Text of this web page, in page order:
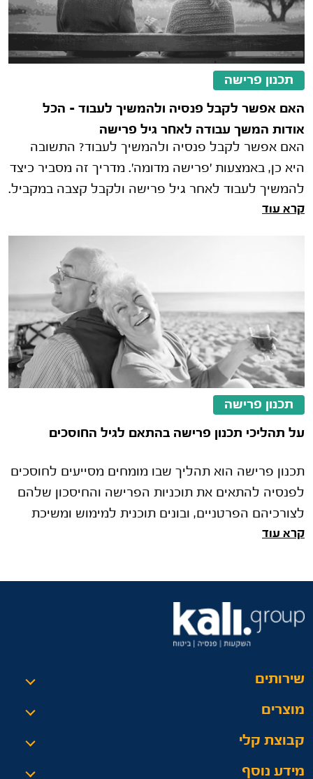
תכנון פרישה
האם אפשר לקבל פנסיה ולהמשיך לעבוד – הכל
אודות המשך עבודה לאחר גיל פרישה
האם אפשר לקבל פנסיה ולהמשיך לעבוד? התשובה
היא כן, באמצעות 'פרישה מדומה'. מדריך זה מסביר כיצד
להמשיך לעבוד לאחר גיל פרישה ולקבל קצבה במקביל.
קרא עוד
תכנון פרישה
על תהליכי תכנון פרישה בהתאם לגיל החוסכים
תכנון פרישה הוא תהליך שבו מומחים מסייעים לחוסכים
לפנסיה להתאים את תוכניות הפרישה והחיסכון שלהם
לצורכיהם הפרטניים, ובונים תוכנית למימוש ומשיכת
הכספים הפנסיוניים ול
קרא עוד
שירותים
מוצרים
קבוצת קלי
מידע נוסף